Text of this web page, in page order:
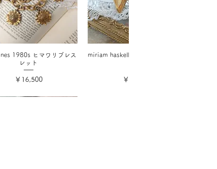
1980s ヒマワリブレス
レット
価格
￥16,500
miriam haskellフォーチュンクッキ
価格
￥17,600